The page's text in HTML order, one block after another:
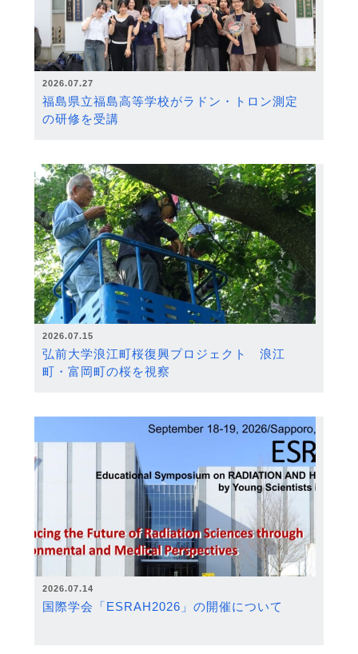
2026.07.27
福島県立福島高等学校がラドン・トロン測定
の研修を受講
2026.07.15
弘前大学浪江町桜復興プロジェクト 浪江
町・富岡町の桜を視察
2026.07.14
国際学会「ESRAH2026」の開催について